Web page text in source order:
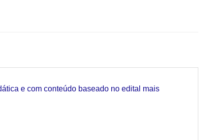
e com conteúdo baseado no edital mais